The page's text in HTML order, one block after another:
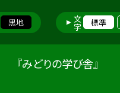
黒地 文字 標準
『みどりの学び舎』